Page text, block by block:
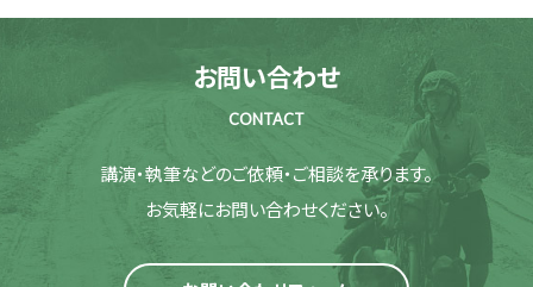
お問い合わせ
CONTACT
講演・執筆などのご依頼・ご相談を承ります。
お気軽にお問い合わせください。